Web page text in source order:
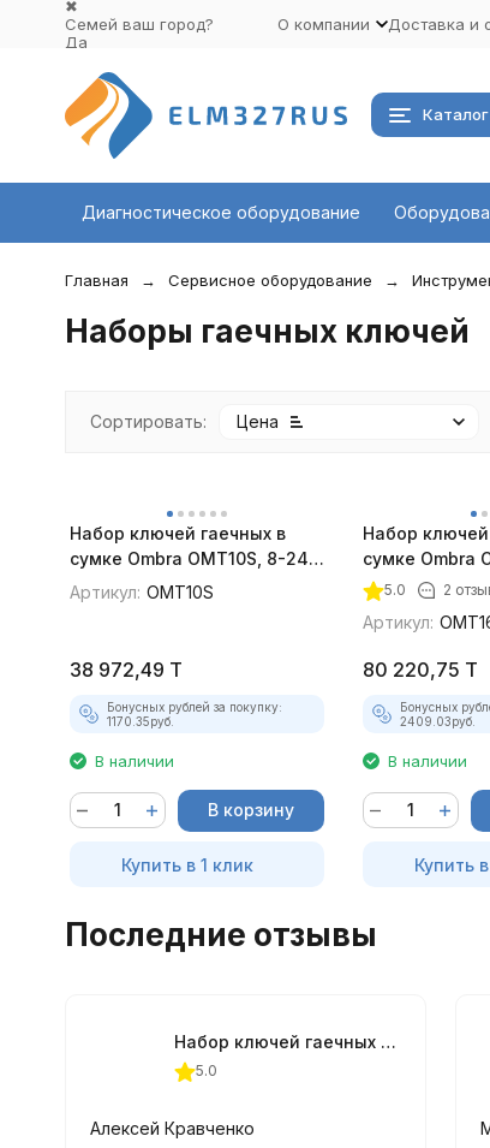
✖
Семей ваш город?
Да
О компании Доставка и
Каталог
Диагностическое оборудование
Главная Сервисное оборудование
Наборы гаечных ключей
Сортировать: Цена
покупателей
Набор ключей гаечных в
сумке Ombra OMT10S, 8-24
мм, 10 предметов
Артикул: OMT10S
38 972,49 T
Бонусных рублей за покупку:
1170.35руб.
В наличии
В корзину
Купить в 1 клик
Набор ключей
сумке Ombra
мм, 16
5.0 2
Артикул:
80 220,75 T
Бонусных
2409.03руб.
В наличии
Купить
Последние отзывы
Набор ключей гаечных в сумке Ombra OMT16S, 8-32 мм, 16 предметов
5.0
Алексей Кравченко